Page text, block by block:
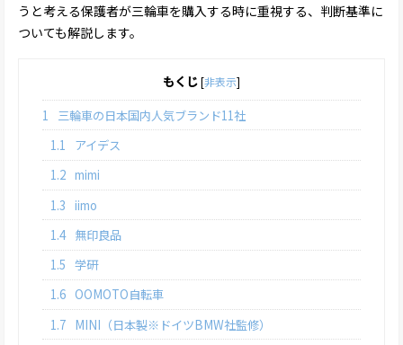
うと考える保護者が三輪車を購入する時に重視する、判断基準に
ついても解説します。
もくじ[非表示]
1
三輪車の日本国内人気ブランド11社
1.1
アイデス
1.2 mimi
1.3 iimo
1.4 無印良品
1.5 学研
1.6 OOMOTO自転車
1.7 MINI（日本製※ドイツBMW社監修）